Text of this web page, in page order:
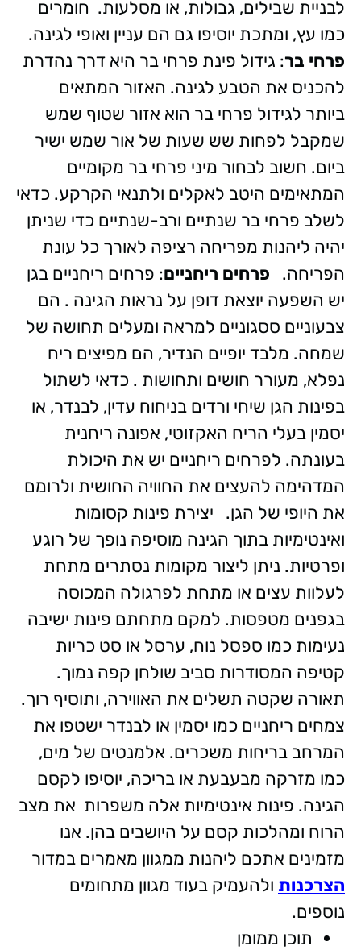
לבניית שבילים, גבולות, או מסלעות. חומרים
כמו עץ, ומתכת יוסיפו גם הם עניין ואופי לגינה.
פרחי בר: גידול פינת פרחי בר היא דרך נהדרת
להכניס את הטבע לגינה. האזור המתאים
ביותר לגידול פרחי בר הוא אזור שטוף שמש
שמקבל לפחות שש שעות של אור שמש ישיר
ביום. חשוב לבחור מיני פרחי בר מקומיים
המתאימים היטב לאקלים ולתנאי הקרקע. כדאי
לשלב פרחי בר שנתיים ורב-שנתיים כדי שניתן
יהיה ליהנות מפריחה רציפה לאורך כל עונת
הפריחה. פרחים ריחניים: פרחים ריחניים בגן
יש השפעה יוצאת דופן על נראות הגינה . הם
צבעוניים ססגוניים למראה ומעלים תחושה של
שמחה. מלבד יופיים הנדיר, הם מפיצים ריח
נפלא, מעורר חושים ותחושות . כדאי לשתול
בפינות הגן שיחי ורדים בניחוח עדין, לבנדר, או
יסמין בעלי הריח האקזוטי, אפונה ריחנית
בעונתה. לפרחים ריחניים יש את היכולת
המדהימה להעצים את החוויה החושית ולרומם
את היופי של הגן. יצירת פינות קסומות
ואינטימיות בתוך הגינה מוסיפה נופך של רוגע
ופרטיות. ניתן ליצור מקומות נסתרים מתחת
לעלוות עצים או מתחת לפרגולה המכוסה
בגפנים מטפסות. למקם מתחתם פינות ישיבה
נעימות כמו ספסל נוח, ערסל או סט כריות
קטיפה המסודרות סביב שולחן קפה נמוך.
תאורה שקטה תשלים את האווירה, ותוסיף רוך.
צמחים ריחניים כמו יסמין או לבנדר ישטפו את
המרחב בריחות משכרים. אלמנטים של מים,
כמו מזרקה מבעבעת או בריכה, יוסיפו לקסם
הגינה. פינות אינטימיות אלה משפרות את מצב
הרוח ומהלכות קסם על היושבים בהן. אנו
מזמינים אתכם ליהנות ממגוון מאמרים במדור
הצרכנות ולהעמיק בעוד מגוון מתחומים
נוספים.
תוכן ממומן